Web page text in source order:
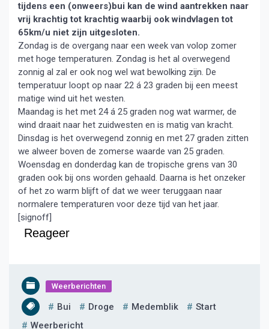
tijdens een (onweers)bui kan de wind aantrekken naar
vrij krachtig tot krachtig waarbij ook windvlagen tot
65km/u niet zijn uitgesloten.
Zondag is de overgang naar een week van volop zomer
met hoge temperaturen. Zondag is het al overwegend
zonnig al zal er ook nog wel wat bewolking zijn. De
temperatuur loopt op naar 22 á 23 graden bij een meest
matige wind uit het westen.
Maandag is het met 24 á 25 graden nog wat warmer, de
wind draait naar het zuidwesten en is matig van kracht.
Dinsdag is het overwegend zonnig en met 27 graden zitten
we alweer boven de zomerse waarde van 25 graden.
Woensdag en donderdag kan de tropische grens van 30
graden ook bij ons worden gehaald. Daarna is het onzeker
of het zo warm blijft of dat we weer teruggaan naar
normalere temperaturen voor deze tijd van het jaar.
[signoff]
Reageer
Weerberichten
Bui Droge Medemblik
Start
Weerbericht